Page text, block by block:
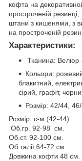
кофта на
простроченій резинці;
штани з кишенями, з
на простроченій
Характеристики:
Тканина:
Кольори:
блакитний,
сірий, графіт,
Розмір: 42/44,
Розмір: с-м (42-44)
Об.гр. 92-98 см.
Об.ст. 92-100 см.
Об.талії 64-72 см.
Довжина кофти 48 см.